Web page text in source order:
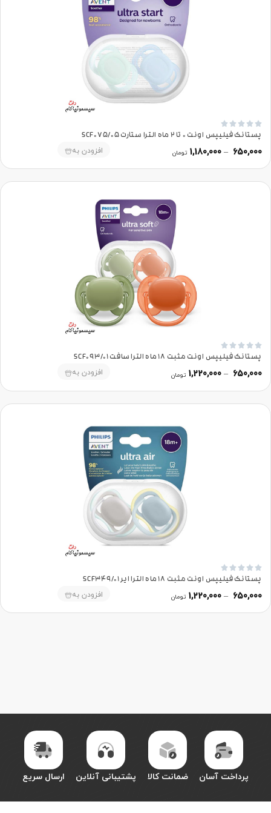





پستانک فیلیپس اونت 0 تا 2 ماه الترا ستارت SCF075/05
650,000
–
1,180,000 تومان افزودن به





پستانک فیلیپس اونت مثبت 18 ماه الترا سافت SCF093/01
650,000
–
1,220,000 تومان افزودن به





پستانک فیلیپس اونت مثبت 18 ماه الترا ایر SCF349/01
650,000
–
1,220,000 تومان افزودن به
پرداخت آسان ضمانت کالا پشتیبانی آنلاین ارسال سریع